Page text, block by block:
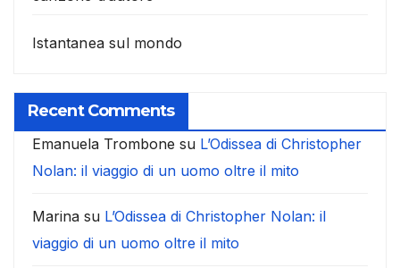
Istantanea sul mondo
Recent Comments
Emanuela Trombone su L’Odissea di Christopher
Nolan: il viaggio di un uomo oltre il mito
Marina su L’Odissea di Christopher Nolan: il
viaggio di un uomo oltre il mito